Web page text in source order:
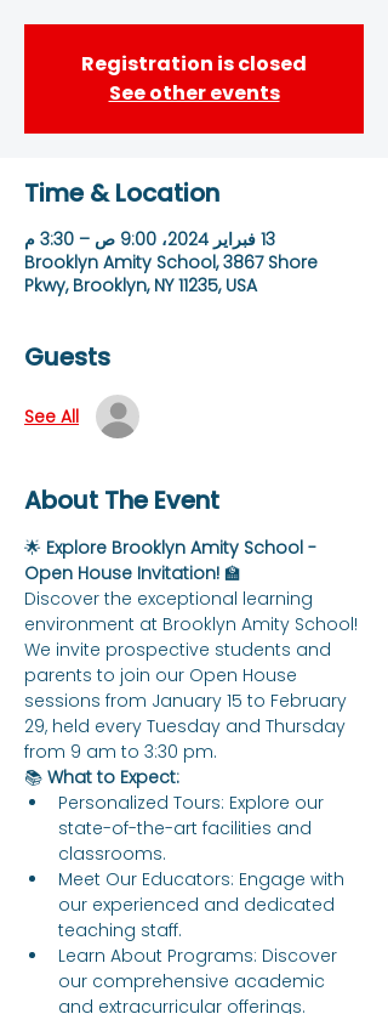
Registration is closed
See other events
Time & Location
13 فبراير 2024، 9:00 ص – 3:30 م
Brooklyn Amity School, 3867 Shore
Pkwy, Brooklyn, NY 11235, USA
Guests
See All
About The Event
🌟 Explore Brooklyn Amity School -
Open House Invitation! 🏫
Discover the exceptional learning
environment at Brooklyn Amity School!
We invite prospective students and
parents to join our Open House
sessions from January 15 to February
29, held every Tuesday and Thursday
from 9 am to 3:30 pm.
📚 What to Expect:
Personalized Tours: Explore our
state-of-the-art facilities and
classrooms.
Meet Our Educators: Engage with
our experienced and dedicated
teaching staff.
Learn About Programs: Discover
our comprehensive academic
and extracurricular offerings.